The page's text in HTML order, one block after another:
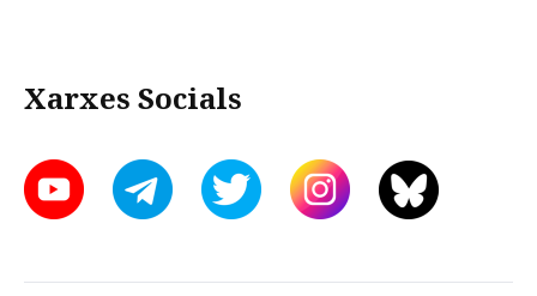
Xarxes Socials